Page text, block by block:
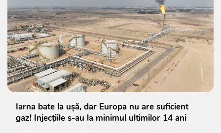
Iarna bate la ușă, dar Europa nu are suficient
gaz! Injecțiile s-au la minimul ultimilor 14 ani